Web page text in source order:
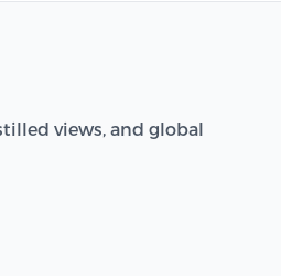
views, and global